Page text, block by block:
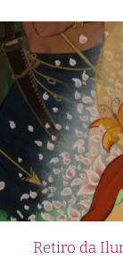
Retiro da